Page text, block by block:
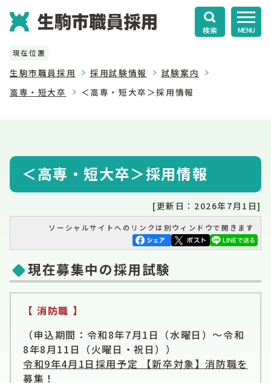
検索 MENU
現在位置
生駒市職員採用 採用試験情報
試験案内
高専・短大卒
＜高専・短大卒＞採用情報
＜高専・短大卒＞採用情報
[更新日：2026年7月1日]
ソーシャルサイトへのリンクは別ウィンドウで開きます
現在募集中の採用試験
【 消防職 】
（申込期間：令和8年7月1日（水曜日）～令和
8年8月11日（火曜日・祝日））
令和9年4月1日採用予定 【新卒対象】消防職を
募集！